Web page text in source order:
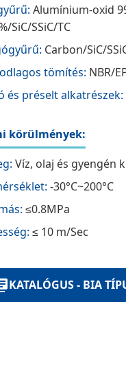
Alumínium-oxid
SiC/SSiC/TC
Carbon/SiC/
tömítés: NBR/
és préselt alkatrészek:
körülmények:
Víz, olaj és gyengén
-30°C~200°C
≤0.8MPa
≤ 10 m/Sec
KATALÓGUS - BIA